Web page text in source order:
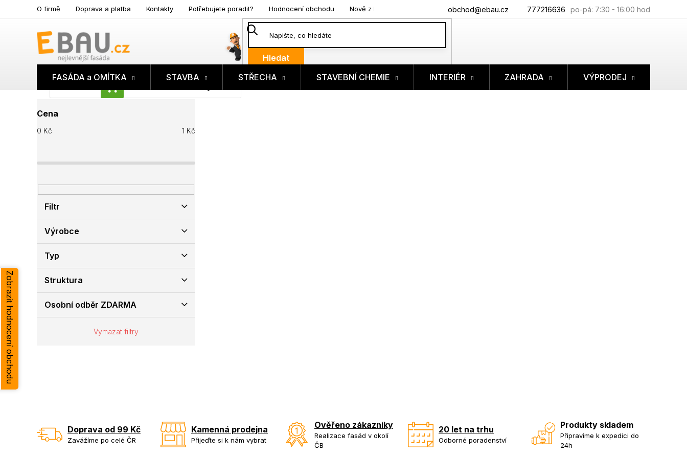
na
777216636
obchod@ebau.cz
O firmě Doprava a platba Kontakty Potřebujete poradit? Hodnocení obchodu Nově z blogu
Hledat
NÁKUPNÍ
FASÁDA a OMÍTKA STAVBA STŘECHA STAVEBNÍ CHEMIE INTERIÉR ZAHRADA VÝPRODEJ
o
s
a
n
í
a
Cena
0 Kč 1 Kč
Filtr
Výrobce
Typ
Struktura
Osobní odběr ZDARMA
Vymazat filtry
Doprava od 99 Kč
Zavážíme po celé ČR
Kamenná prodejna
Přijeďte si k nám vybrat
Ověřeno zákazníky
Realizace fasád v okolí
ČB
20 let na trhu
Odborné poradenství
Produkty skladem
Připravíme k expedici do
24h
Zobrazit hodnocení obchodu